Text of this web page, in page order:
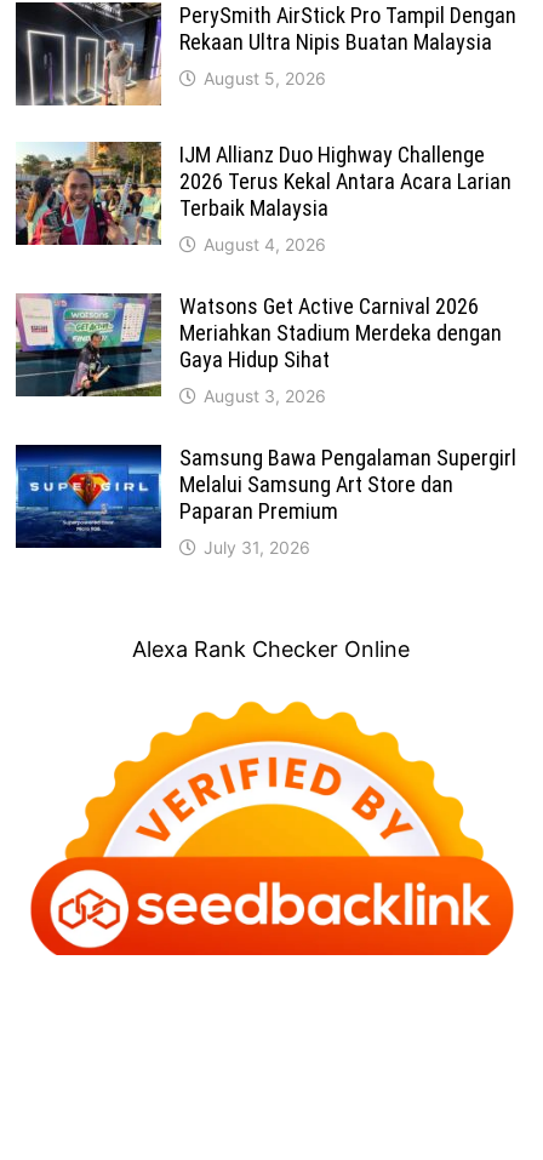
PerySmith AirStick Pro Tampil Dengan
Rekaan Ultra Nipis Buatan Malaysia
August 5, 2026
IJM Allianz Duo Highway Challenge
2026 Terus Kekal Antara Acara Larian
Terbaik Malaysia
August 4, 2026
Watsons Get Active Carnival 2026
Meriahkan Stadium Merdeka dengan
Gaya Hidup Sihat
August 3, 2026
Samsung Bawa Pengalaman Supergirl
Melalui Samsung Art Store dan
Paparan Premium
July 31, 2026
Alexa Rank Checker Online